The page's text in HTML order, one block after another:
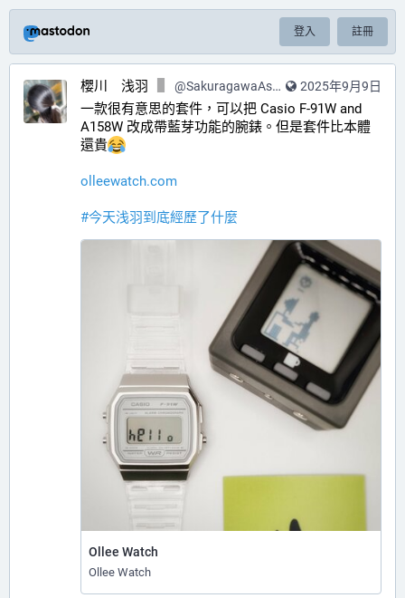
登入 註冊
2025年9月9日
櫻川 浅羽 @SakuragawaAsaba@hub.sakuragawa.moe
一款很有意思的套件，可以把 Casio F-91W and
A158W 改成帶藍芽功能的腕錶。但是套件比本體
還貴
olleewatch.com
#今天浅羽到底經歷了什麼
Ollee Watch
Ollee Watch